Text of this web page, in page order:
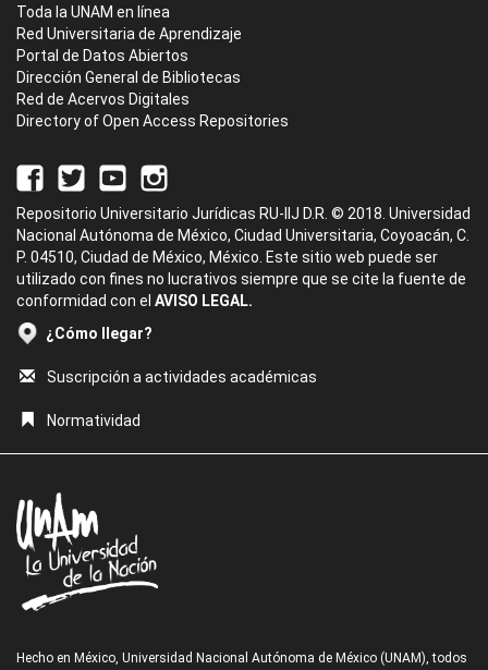
Toda la UNAM en línea
Red Universitaria de Aprendizaje
Portal de Datos Abiertos
Dirección General de Bibliotecas
Red de Acervos Digitales
Directory of Open Access Repositories
Repositorio Universitario Jurídicas RU-IIJ D.R. © 2018. Universidad
Nacional Autónoma de México, Ciudad Universitaria, Coyoacán, C.
P. 04510, Ciudad de México, México. Este sitio web puede ser
utilizado con fines no lucrativos siempre que se cite la fuente de
conformidad con el AVISO LEGAL.
¿Cómo llegar?
Suscripción a actividades académicas
Normatividad
Hecho en México, Universidad Nacional Autónoma de México (UNAM), todos